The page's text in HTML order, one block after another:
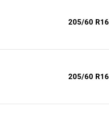
205/60 R16
205/60 R16